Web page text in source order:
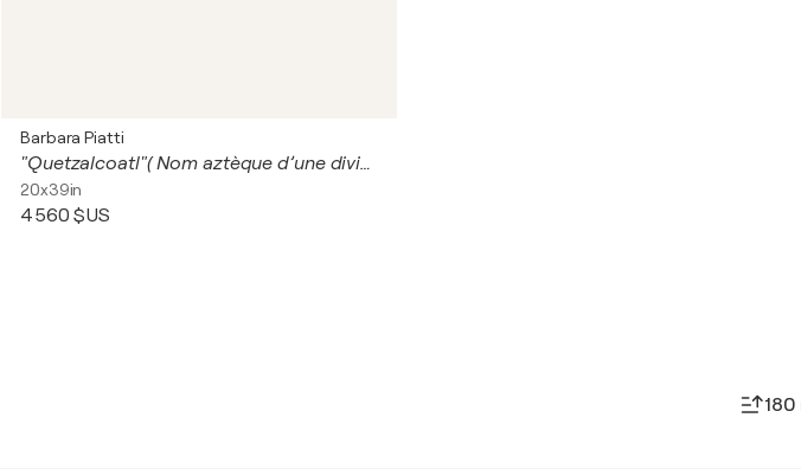
Barbara Piatti
"Quetzalcoatl"( Nom aztèque d’une divinité du Mexique)
20x39in
4 560 $US